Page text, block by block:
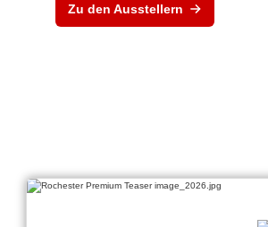
Zu den Ausstellern